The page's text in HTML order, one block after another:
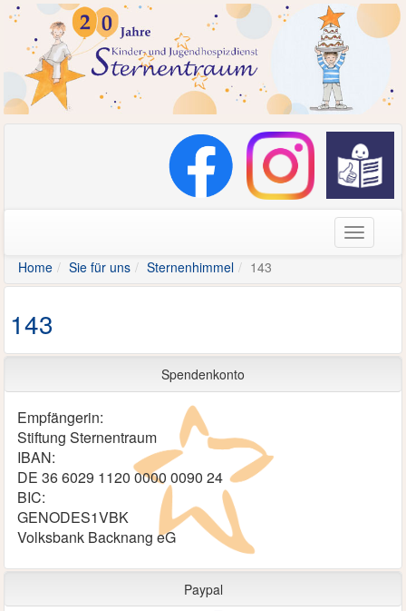
Home
Sie für uns Sternenhimmel 143
143
Spendenkonto
Empfängerin:
Stiftung Sternentraum
IBAN:
DE 36 6029 1120 0000 0090 24
BIC:
GENODES1VBK
Volksbank Backnang eG
Paypal